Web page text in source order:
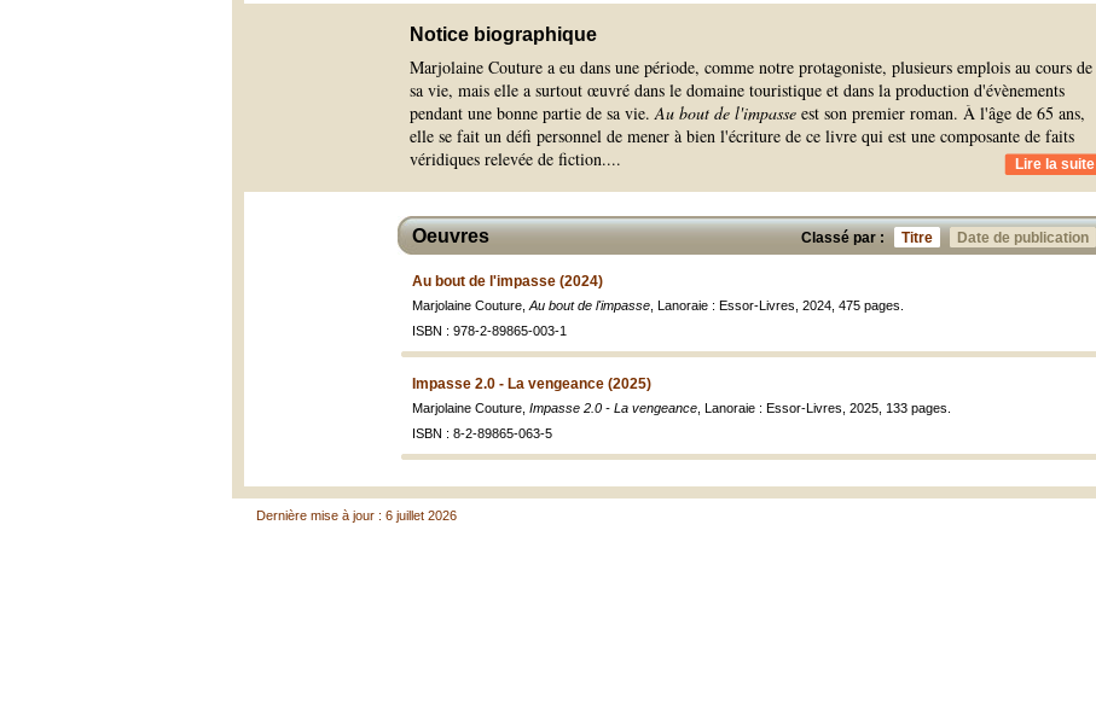
Notice biographique
Marjolaine Couture a eu dans une période, comme notre protagoniste, plusieurs emplois au cours de
sa vie, mais elle a surtout œuvré dans le domaine touristique et dans la production d'évènements
pendant une bonne partie de sa vie.Au bout de l'impasse est son premier roman. À l'âge de 65 ans,
elle se fait un défi personnel de mener à bien l'écriture de ce livre qui est une composante de faits
véridiques relevée de fiction.... Lire la suite
Classé par : Titre Date de publication
Oeuvres
Au bout de l'impasse (2024)
Marjolaine Couture, Au bout de l'impasse , Lanoraie : Essor-Livres, 2024, 475 pages.
ISBN : 978-2-89865-003-1
Impasse 2.0 - La vengeance (2025)
Marjolaine Couture, Impasse 2.0 - La vengeance , Lanoraie : Essor-Livres, 2025, 133 pages.
ISBN : 8-2-89865-063-5
Dernière mise à jour : 6 juillet 2026